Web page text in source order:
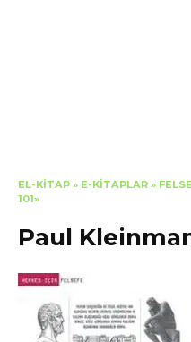
EL-KITAP » E-KITAPLAR »
101»
Paul